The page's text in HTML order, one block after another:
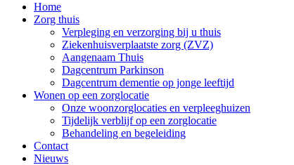
Home
Zorg thuis
Verpleging en verzorging bij u thuis
Ziekenhuisverplaatste zorg (ZVZ)
Aangenaam Thuis
Dagcentrum Parkinson
Dagcentrum dementie op jonge leeftijd
Wonen op een zorglocatie
Onze woonzorglocaties en verpleeghuizen
Tijdelijk verblijf op een zorglocatie
Behandeling en begeleiding
Contact
Nieuws